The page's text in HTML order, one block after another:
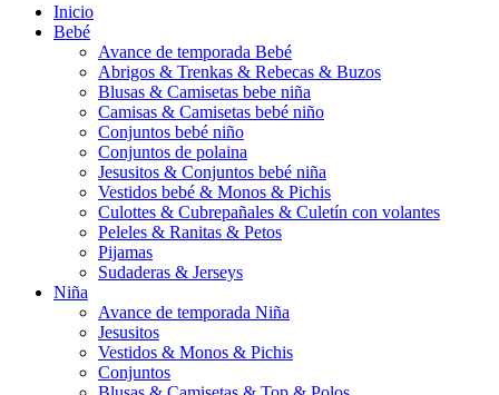
Inicio
Bebé
Avance de temporada Bebé
Abrigos & Trenkas & Rebecas & Buzos
Blusas & Camisetas bebe niña
Camisas & Camisetas bebé niño
Conjuntos bebé niño
Conjuntos de polaina
Jesusitos & Conjuntos bebé niña
Vestidos bebé & Monos & Pichis
Culottes & Cubrepañales & Culetín con volantes
Peleles & Ranitas & Petos
Pijamas
Sudaderas & Jerseys
Niña
Avance de temporada Niña
Jesusitos
Vestidos & Monos & Pichis
Conjuntos